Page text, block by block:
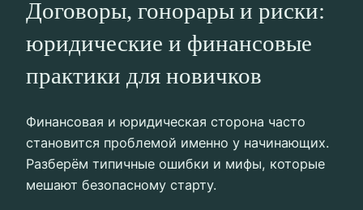
Договоры, гонорары и риски:
юридические и финансовые
практики для новичков
Финансовая и юридическая сторона часто
становится проблемой именно у начинающих.
Разберём типичные ошибки и мифы, которые
мешают безопасному старту.